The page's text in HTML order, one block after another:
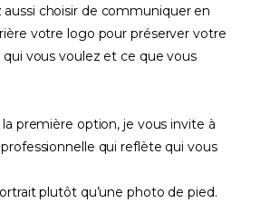
aussi choisir de communiquer en
votre logo pour préserver votre
vous voulez et ce que vous
la première option, je vous invite à
qui reflète qui vous
plutôt qu’une photo de pied.